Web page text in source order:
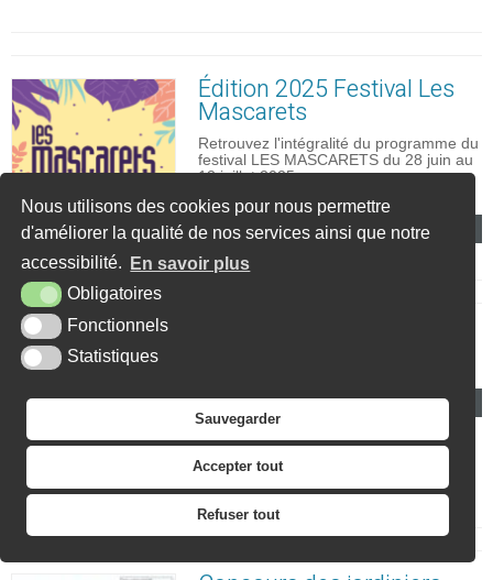
Nous utilisons des cookies pour nous permettre
d'améliorer la qualité de nos services ainsi que notre
accessibilité.
En savoir plus
Obligatoires
Fonctionnels
Statistiques
Sauvegarder
Accepter tout
Refuser tout
Édition 2025 Festival Les
Mascarets
Retrouvez l'intégralité du programme du
festival LES MASCARETS du 28 juin au
13 juillet 2025 : ...ARTICLE PUBLIÉ LE
En savoir +
En savoir +